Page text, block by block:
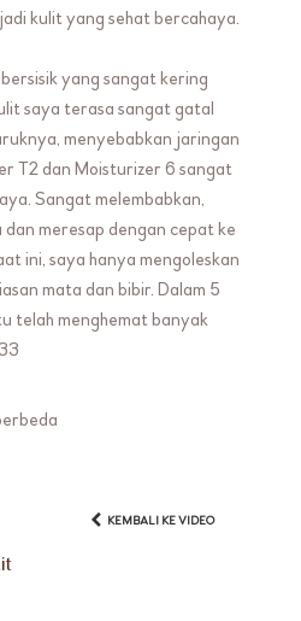
kulit yang sehat bercahaya.
yang sangat kering
saya terasa sangat gatal
menyebabkan jaringan
T2 dan Moisturizer 6 sangat
Sangat melembabkan,
meresap dengan cepat ke
ini, saya hanya mengoleskan
mata dan bibir. Dalam 5
telah menghemat banyak
KEMBALI KE VIDEO